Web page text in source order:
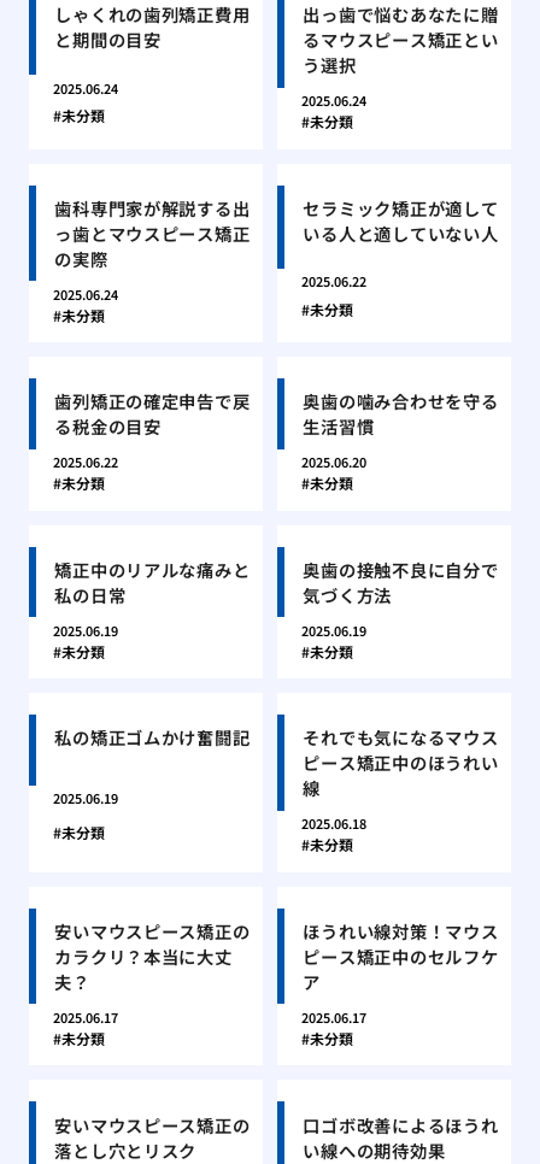
しゃくれの歯列矯正費用
と期間の目安
2025.06.24
未分類
出っ歯で悩むあなたに贈
るマウスピース矯正とい
う選択
2025.06.24
未分類
歯科専門家が解説する出
っ歯とマウスピース矯正
の実際
2025.06.24
未分類
セラミック矯正が適して
いる人と適していない人
2025.06.22
未分類
歯列矯正の確定申告で戻
る税金の目安
2025.06.22
未分類
奥歯の噛み合わせを守る
生活習慣
2025.06.20
未分類
矯正中のリアルな痛みと
私の日常
2025.06.19
未分類
奥歯の接触不良に自分で
気づく方法
2025.06.19
未分類
私の矯正ゴムかけ奮闘記
2025.06.19
未分類
それでも気になるマウス
ピース矯正中のほうれい
線
2025.06.18
未分類
安いマウスピース矯正の
カラクリ？本当に大丈
夫？
2025.06.17
未分類
ほうれい線対策！マウス
ピース矯正中のセルフケ
ア
2025.06.17
未分類
安いマウスピース矯正の
落とし穴とリスク
口ゴボ改善によるほうれ
い線への期待効果